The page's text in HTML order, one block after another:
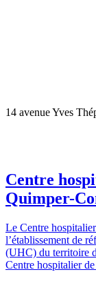
14 avenue Yves
Centre
Quimper-
Le Centre
l’établissement de
(UHC) du territoire
Centre hospitalier